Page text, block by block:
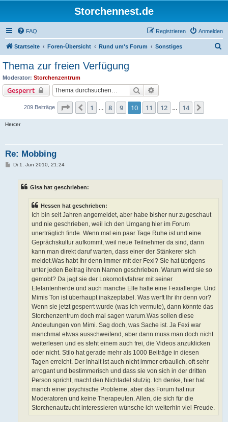
Storchennest.de
FAQ Anmelden
Registrieren
Startseite Foren-Übersicht Rund um's Forum Sonstiges
Thema zur freien Verfügung
Moderator: Storchenzentrum
Gesperrt Suche
209 Beiträge Seite 10 von14
Vorherige
1 8 9 10 11 12 14
Hercer
Re: Mobbing
BDi 1. Jun 2010, 21:24
Gisa hat geschrieben:
Hessen hat geschrieben:
Ich bin seit Jahren angemeldet, aber habe bisher nur zugeschaut
und nie geschrieben, weil ich den Umgang hier im Forum
unerträglich finde. Wenn mal ein paar Tage Ruhe ist und eine
Geprächskultur aufkommt, weil neue Teilnehmer da sind, dann
kann man direkt daruf warten, dass einer der Stänkerer sich
meldet.Was habt Ihr denn immer mit der Fexi? Sie hat übrigens
unter jeden Beitrag ihren Namen geschrieben. Warum wird sie so
gemobt? Da jagt sie der Lokomotivfahrer mit seiner
Elefantenherde und auch manche Elfe hatte eine Fexiallergie. Und
Mimis Ton ist überhaupt inakzeptabel. Was werft Ihr ihr denn vor?
Wenn sie jetzt gesperrt wurde (was ich vermute), dann könnte das
Storchenzentrum doch mal sagen warum.Was sollen diese
Andeutungen von Mimi. Sag doch, was Sache ist. Ja Fexi war
manchmal etwas ausschweifend, aber dann muss man doch nicht
weiterlesen und es steht einem auch frei, die Videos anzuklicken
oder nicht. Stilo hat gerade mehr als 1000 Beiträge in diesen
Tagen erreicht. Der Inhalt ist auch nicht immer erbaulich, oft sehr
arrogant und bestimmerisch und dass sie von sich in der dritten
Person spricht, macht den Nichtadel stutzig. Ich denke, hier hat
manch einer psychische Probleme, aber das Forum hat nur
Moderatoren und keine Therapeuten. Allen, die sich für die
Storchenaufzucht interessieren wünsche ich weiterhin viel Freude.